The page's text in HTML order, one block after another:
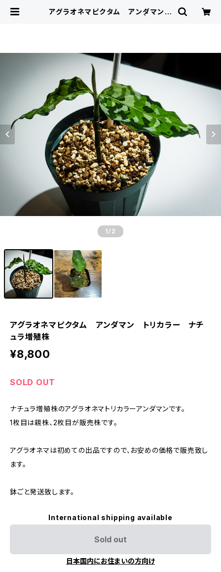
アグラオネマピクタム アンダマン
1 /2
アグラオネマピクタム アンダマン トリカラー ナチ
ュラ増殖株
¥8,800
SOLD OUT
ナチュラ増殖株のアグラオネマトリカラーアンダマンです。
1枚目は親株、2枚目が販売株です。
アグラオネマは初めての出品ですので、お安めの価格で販売致し
ます。
鉢ごと発送致します。
International shipping available
Sold out
日本国内にお住まいの方向け